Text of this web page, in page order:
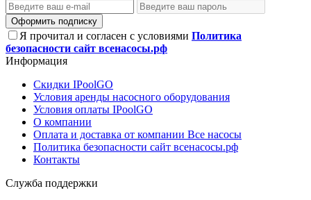
Оформить подписку
Я прочитал и согласен с условиями Политика
безопасности сайт всенасосы.рф
Информация
Скидки IPoolGO
Условия аренды насосного оборудования
Условия оплаты IPoolGO
О компании
Оплата и доставка от компании Все насосы
Политика безопасности сайт всенасосы.рф
Контакты
Служба поддержки